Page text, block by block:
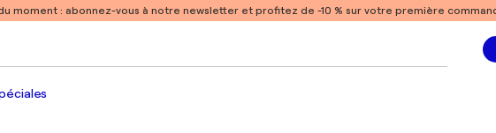
moment : abonnez-vous à notre newsletter et profitez de -10 % sur votre première